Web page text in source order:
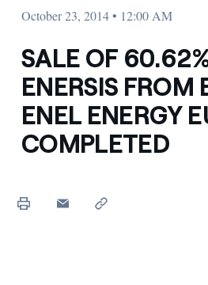
October 23, 2014 • 12:00 AM
SALE OF
ENERSIS FROM
ENEL ENERGY
COMPLETED